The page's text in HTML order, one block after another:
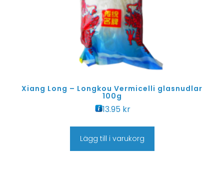
Xiang Long – Longkou Vermicelli glasnudlar
100g
13.95 kr
Lägg till i varukorg